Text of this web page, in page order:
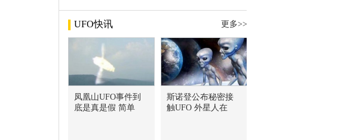
UFO快讯 更多>>
凤凰山UFO事件到
底是真是假 简单
斯诺登公布秘密接
触UFO 外星人在